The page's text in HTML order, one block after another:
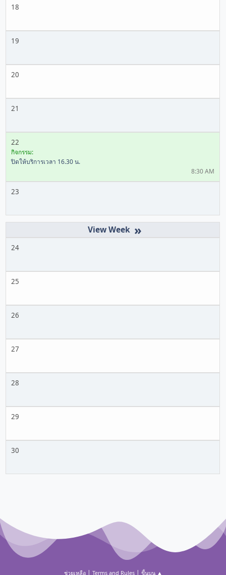
18
19
20
21
22
กิจกรรม:
ปิดให้บริการเวลา 16.30 น.
8:30 AM
23
»
24
25
26
27
28
29
30
ช่วยเหลือ| Terms and Rules| ขึ้นบน ▲